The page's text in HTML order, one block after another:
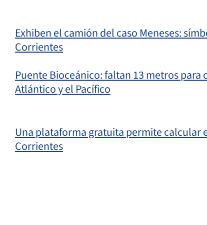
Exhiben el camión del caso Meneses:
Corrientes
Puente Bioceánico: faltan 13 metros
Atlántico y el Pacífico
Una plataforma gratuita permite calcular
Corrientes